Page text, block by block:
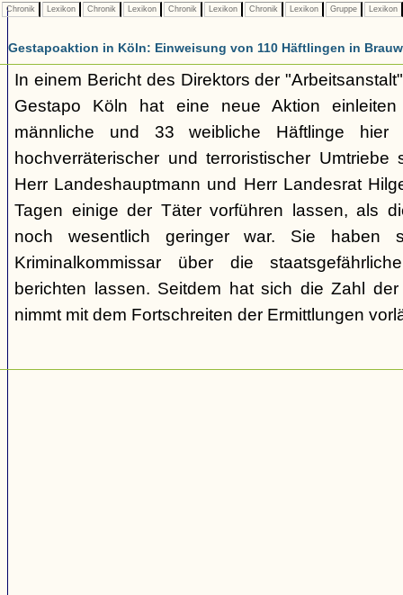
Chronik Lexikon Chronik Lexikon Chronik Lexikon Chronik Lexikon Gruppe Lexikon
Gestapoaktion in Köln: Einweisung von 110 Häftlingen in
In einem Bericht des Direktors der
Gestapo Köln hat eine neue Aktion
männliche und 33 weibliche Häftlinge hier
hochverräterischer und terroristischer Umtriebe
Herr Landeshauptmann und Herr Landesrat
Tagen einige der Täter vorführen lassen, als
noch wesentlich geringer war. Sie haben
Kriminalkommissar über die
berichten lassen. Seitdem hat sich die Zahl
nimmt mit dem Fortschreiten der Ermittlungen